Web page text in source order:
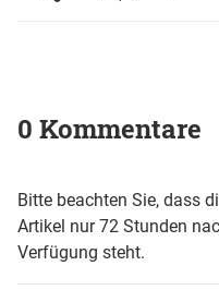
0 Kommentare
Bitte beachten Sie, dass
Artikel nur 72 Stunden
Verfügung steht.